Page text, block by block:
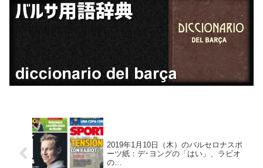
2019年1月10日（木）のバルセロナスポ
ーツ紙：デ･ヨングの「はい」、ラビオ
の…